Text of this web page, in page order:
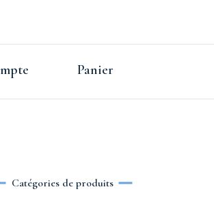
Panier
Catégories de produits